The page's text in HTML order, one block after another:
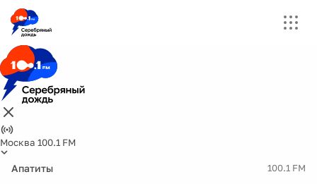
Москва 100.1 FM
Апатиты 100.1 FM